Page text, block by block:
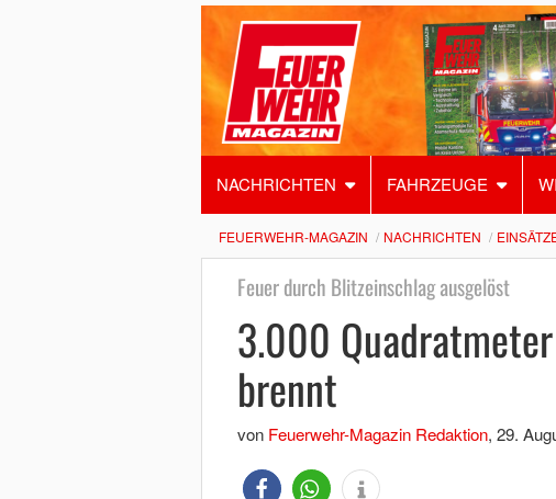
NACHRICHTEN FAHRZEUGE
FEUERWEHR-MAGAZIN NACHRICHTEN
Feuer durch Blitzeinschlag ausgelöst
3.000
brennt
von Feuerwehr-Magazin Redaktion, 29.